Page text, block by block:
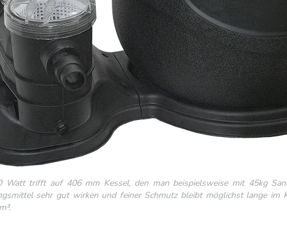
Watt trifft auf 406 mm Kessel, den man beispielsweise mit 45kg
sehr gut wirken und feiner Schmutz bleibt möglichst lange im